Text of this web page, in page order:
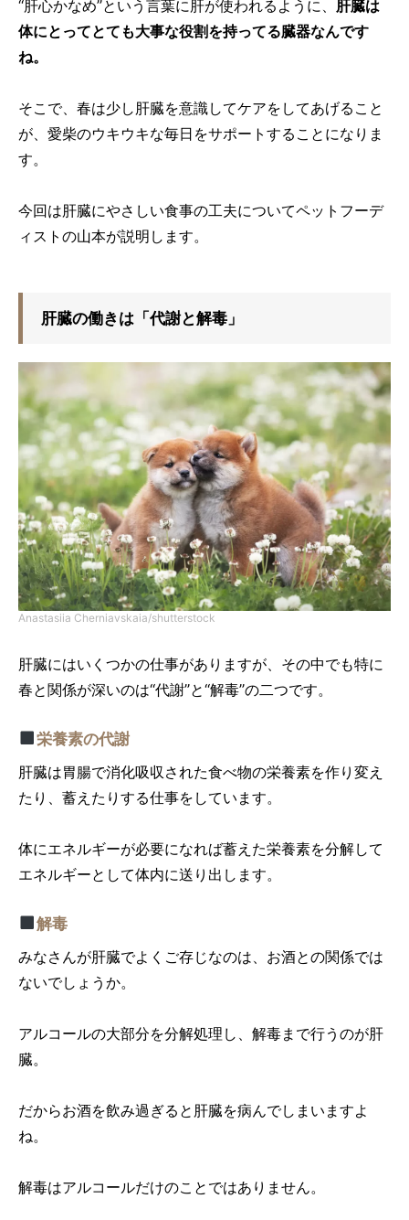
“肝心かなめ”という言葉に肝が使われるように、 肝臓は
体にとってとても大事な役割を持ってる臓器なんです
ね。
そこで、春は少し肝臓を意識してケアをしてあげること
が、愛柴のウキウキな毎日をサポートすることになりま
す。
今回は肝臓にやさしい食事の工夫についてペットフーデ
ィストの山本が説明します。
肝臓の働きは「代謝と解毒」
Anastasiia Cherniavskaia/shutterstock
肝臓にはいくつかの仕事がありますが、その中でも特に
春と関係が深いのは“代謝”と“解毒”の二つです。
栄養素の代謝
肝臓は胃腸で消化吸収された食べ物の栄養素を作り変え
たり、蓄えたりする仕事をしています。
体にエネルギーが必要になれば蓄えた栄養素を分解して
エネルギーとして体内に送り出します。
解毒
みなさんが肝臓でよくご存じなのは、お酒との関係では
ないでしょうか。
アルコールの大部分を分解処理し、解毒まで行うのが肝
臓。
だからお酒を飲み過ぎると肝臓を病んでしまいますよ
ね。
解毒はアルコールだけのことではありません。